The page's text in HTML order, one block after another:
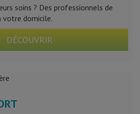
soins ? Des professionnels de
votre domicile.
DÉCOUVRIR